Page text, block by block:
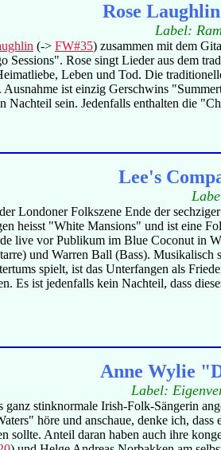
Rose
Label:
(-> FW#35) zusammen mit dem
Rose singt Lieder aus dem
Leben und Tod. Die
ist einzig Gerschwins
sein. Jedenfalls enthalten die
Lee's
Londoner Folkszene Ende der
heisst "White Mansions" und ist eine
live vor Publikum im Blue Coconut in
und Warren Ball (Bass).
spielt, ist das Unterfangen als
Es ist jedenfalls kein Nachteil, dass
Anne Wylie
Label:
ganz stinknormale Irish-Folk-Sängerin
höre und anschaue, denke ich,
sollte. Anteil daran haben auch ihre